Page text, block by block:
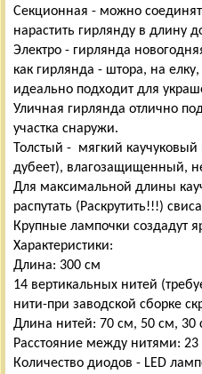
Секционная - можно
нарастить гирлянду в длину
Электро - гирлянда
как гирлянда - штора, на
идеально подходит для
Уличная гирлянда отлично
участка снаружи.
Толстый - мягкий
дубеет), влагозащищенный,
Для максимальной длины
распутать (Раскрутить!!!)
Крупные лампочки создадут
Характеристики:
Длина: 300 cм
14 вертикальных нитей
нити-при заводской сборке
Длина нитей: 70 см, 50 см, 30
Расстояние между нитями: 23
Количество диодов - LED